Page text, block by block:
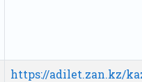
https://adilet.zan.kz/